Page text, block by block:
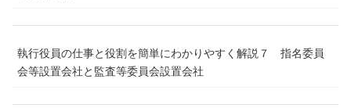
執行役員の仕事と役割を簡単にわかりやすく解説７ 指名委員
会等設置会社と監査等委員会設置会社